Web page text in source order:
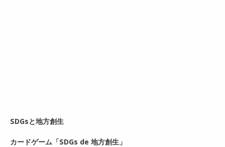
SDGsと地方創生
カードゲーム「SDGs de 地方創生」